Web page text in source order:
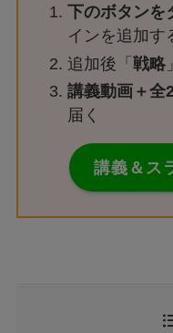
下のボタンを
インを追加す
追加後「 戦略
講義動画＋全
届く
講義＆ス